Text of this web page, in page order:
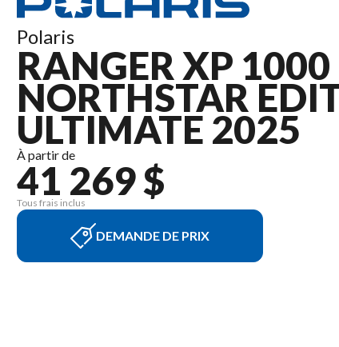
Polaris
RANGER XP 1000
NORTHSTAR
ULTIMATE 2025
À partir de
41 269 $
Tous frais inclus
DEMANDE DE PRIX